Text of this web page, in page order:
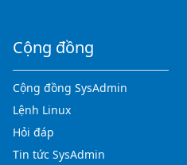
Cộng đồng
Cộng đồng SysAdmin
Lệnh Linux
Hỏi đáp
Tin tức SysAdmin